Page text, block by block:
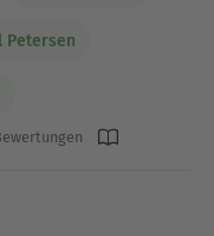
Petersen